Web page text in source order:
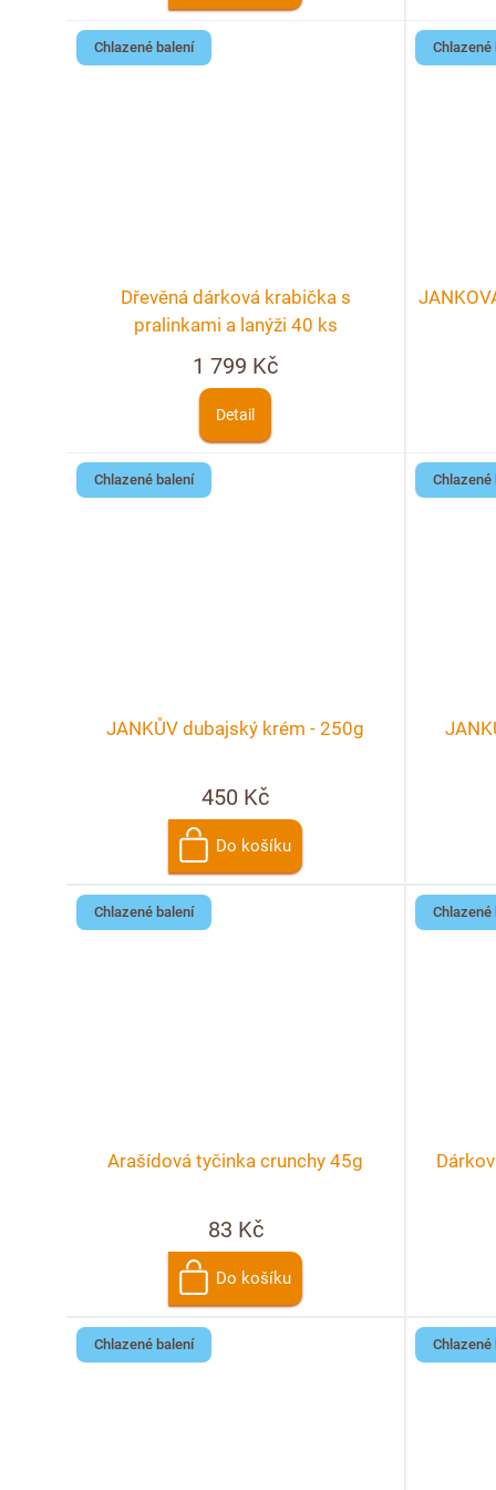
Chlazené balení
Dřevěná dárková krabička s
pralinkami a lanýži 40 ks
1 799 Kč
Detail
Chlazené
Chlazené balení
JANKŮV dubajský krém - 250g
450 Kč
Do košíku
Chlazené
Chlazené balení
Arašídová tyčinka crunchy 45g
83 Kč
Do košíku
Chlazené
Chlazené balení Chlazené